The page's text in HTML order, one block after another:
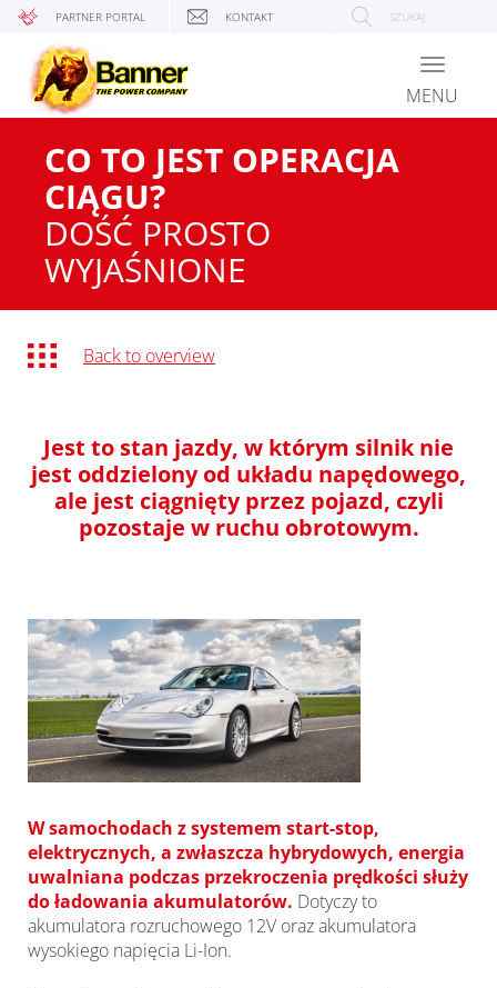
PARTNER PORTAL KONTAKT SZUKAJ
Toggle
MENU
CO TO JEST OPERACJA
CIĄGU?
DOŚĆ PROSTO
WYJAŚNIONE
Back to overview
Jest to stan jazdy, w którym silnik nie
jest oddzielony od układu napędowego,
ale jest ciągnięty przez pojazd, czyli
pozostaje w ruchu obrotowym.
W samochodach z systemem start-stop,
elektrycznych, a zwłaszcza hybrydowych, energia
uwalniana podczas przekroczenia prędkości służy
do ładowania akumulatorów. Dotyczy to
akumulatora rozruchowego 12V oraz akumulatora
wysokiego napięcia Li-Ion.